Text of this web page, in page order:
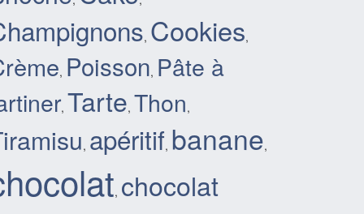
, Cookies,
, Poisson, Pâte à
, Tarte, Thon,
, apéritif, banane,
, chocolat